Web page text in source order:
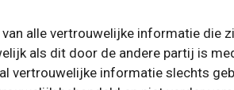
alle vertrouwelijke informatie die
als dit door de andere partij is
vertrouwelijke informatie slechts